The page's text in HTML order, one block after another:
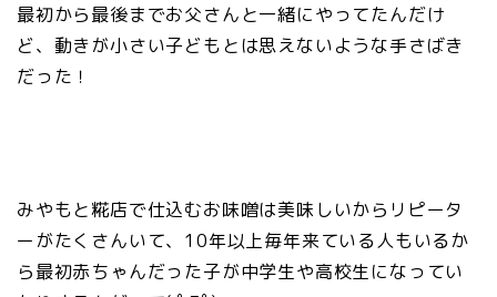
最初から最後までお父さんと一緒にやってたんだけ
ど、動きが小さい子どもとは思えないような手さばき
だった！
みやもと糀店で仕込むお味噌は美味しいからリピータ
ーがたくさんいて、10年以上毎年来ている人もいるか
ら最初赤ちゃんだった子が中学生や高校生になってい